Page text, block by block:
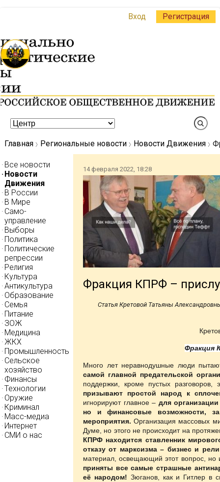
Вход Регистрация
Главная Региональные новости Новости Движения
Все новости
Новости
Движения
В России
В Мире
Само-
управление
Выборы
Политика
Политические
репрессии
Религия
Культура
Антикультура
Образование
Семья
Питание
ЗОЖ
Медицина
ЖКХ
Промышленность
Сельское
хозяйство
Финансы
Технологии
Оружие
Криминал
Масс-медиа
Интернет
СМИ о нас
14 февраля 2022, 18:28
Фракция КПРФ –
Статья Кретовой Татьяны
Фракция
Много лет неравнодушные люди
самой главной предательской
поддержки, кроме пустых
призывают простой народ к
игнорируют главное – для
но и финансовые возможности,
мероприятия.Организация массовых
Думе, но этого не происходит на
КПРФ находится ставленник
отказу от марксизма – бизнес и
материал, освещающий этот вопрос, но
приняты все самые страшные
её народом! Зюганов, как и Гитлер в